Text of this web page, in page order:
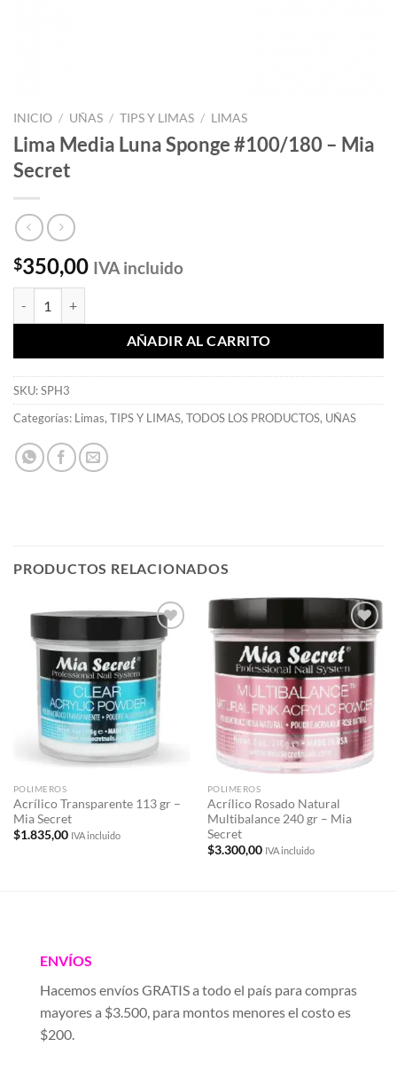
INICIO / UÑAS / TIPS Y LIMAS / LIMAS
Lima Media Luna Sponge #100/180 – Mia
Secret
$350,00 IVA incluido
AÑADIR AL CARRITO
SKU:SPH3
Categorías: Limas, TIPS Y LIMAS, TODOS LOS PRODUCTOS, UÑAS
PRODUCTOS RELACIONADOS
Añadir
a la
lista de
deseos
POLIMEROS
Acrílico Transparente 113 gr –
Mia Secret
$1.835,00 IVA incluido
Añadir
lista de
deseos
POLIMEROS
Acrílico Rosado Natural
Multibalance 240 gr – Mia
Secret
$3.300,00 IVA incluido
ENVÍOS
Hacemos envíos GRATIS a todo el país para compras
mayores a $3.500, para montos menores el costo es
$200.